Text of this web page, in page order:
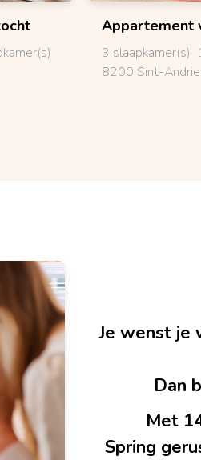
Appartement
3 slaapkamer(s)
8200 Sint-
Je wenst je
Dan
Met
Spring